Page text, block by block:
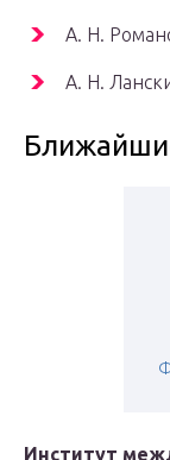
А. Н.
А. Н.
Институт